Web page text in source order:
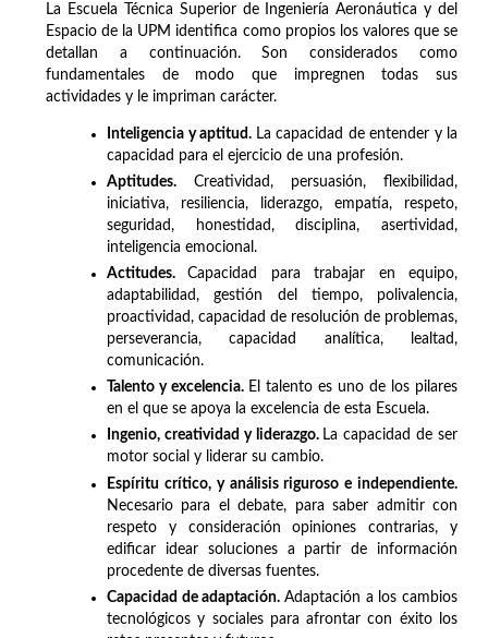
La Escuela Técnica Superior de Ingeniería Aeronáutica y del
Espacio de la UPM identifica como propios los valores que se
detallan a continuación. Son considerados como
fundamentales de modo que impregnen todas sus
actividades y le impriman carácter.
Inteligencia y aptitud. La capacidad de entender y la
capacidad para el ejercicio de una profesión.
Aptitudes. Creatividad, persuasión, flexibilidad,
iniciativa, resiliencia, liderazgo, empatía, respeto,
seguridad, honestidad, disciplina, asertividad,
inteligencia emocional.
Actitudes.Capacidad para trabajar en equipo,
adaptabilidad, gestión del tiempo, polivalencia,
proactividad, capacidad de resolución de problemas,
perseverancia, capacidad analítica, lealtad,
comunicación.
Talento y excelencia. El talento es uno de los pilares
en el que se apoya la excelencia de esta Escuela.
Ingenio, creatividad y liderazgo. La capacidad de ser
motor social y liderar su cambio.
Espíritu crítico, y análisis riguroso e independiente.
Necesario para el debate, para saber admitir con
respeto y consideración opiniones contrarias, y
edificar idear soluciones a partir de información
procedente de diversas fuentes.
Capacidad de adaptación. Adaptación a los cambios
tecnológicos y sociales para afrontar con éxito los